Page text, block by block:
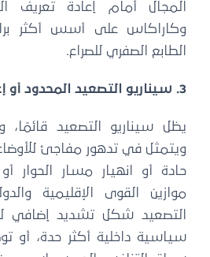
المجال أمام إعادة تعريف
وكاراكاس على أسس أكثر
الطابع الصفري للصراع.
3. سيناريو التصعيد المحدود أو إعادة تشكيل الأزمة:
يظل سيناريو التصعيد قائمًا،
ويتمثل في تدهور مفاجئ للأوضاع
حادة أو انهيار مسار الحوار
موازين القوى الإقليمية
التصعيد شكل تشديد إضافي
سياسية داخلية أكثر حدة، أو